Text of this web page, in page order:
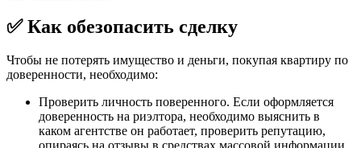
✅ Как обезопасить сделку
Чтобы не потерять имущество и деньги, покупая квартиру по
доверенности, необходимо:
Проверить личность поверенного. Если оформляется
доверенность на риэлтора, необходимо выяснить в
каком агентстве он работает, проверить репутацию,